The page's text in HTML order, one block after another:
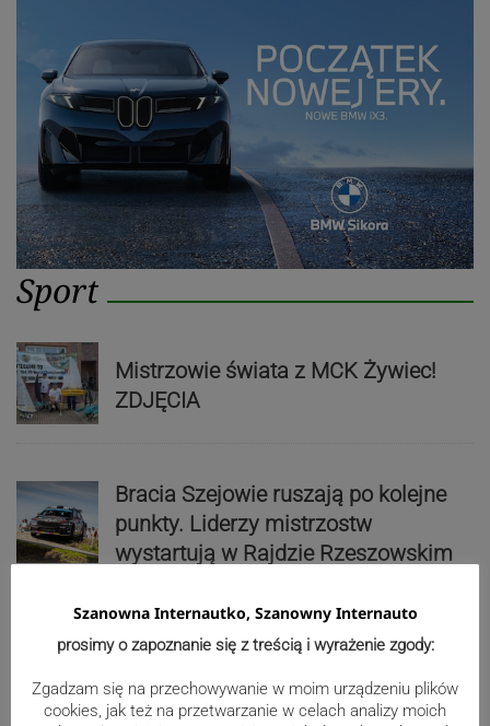
Sport
Mistrzowie świata z MCK Żywiec!
ZDJĘCIA
Bracia Szejowie ruszają po kolejne
punkty. Liderzy mistrzostw
wystartują w Rajdzie Rzeszowskim
80-lecie Soły Kobiernice. Będzie się
działo! SZCZEGÓŁOWY PROGRAM
Szanowna Internautko, Szanowny Internauto
prosimy o zapoznanie się z treścią i wyrażenie zgody:
Zgadzam się na przechowywanie w moim urządzeniu plików
cookies, jak też na przetwarzanie w celach analizy moich